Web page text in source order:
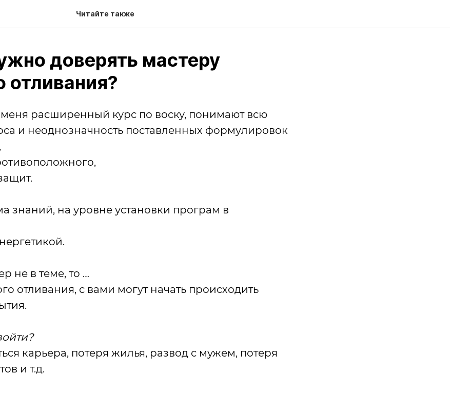
Читайте также
доверять мастеру
отливания?
меня расширенный курс по воску, понимают всю
и неоднозначность поставленных формулировок
знаний, на уровне установки програм в
не в теме, то …
отливания, с вами могут начать происходить
карьера, потеря жилья, развод с мужем, потеря
и т.д.